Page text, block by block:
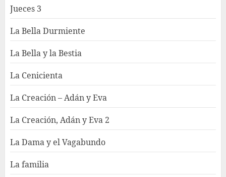
Jueces 3
La Bella Durmiente
La Bella y la Bestia
La Cenicienta
La Creación – Adán y Eva
La Creación, Adán y Eva 2
La Dama y el Vagabundo
La familia